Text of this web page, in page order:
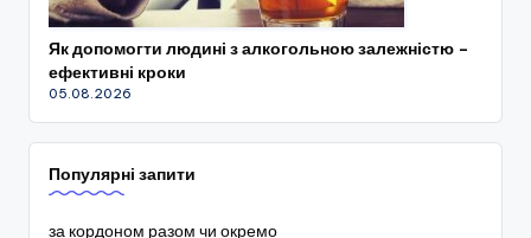
Як допомогти людині з алкогольною залежністю –
ефективні кроки
05.08.2026
Популярні запити
за кордоном разом чи окремо